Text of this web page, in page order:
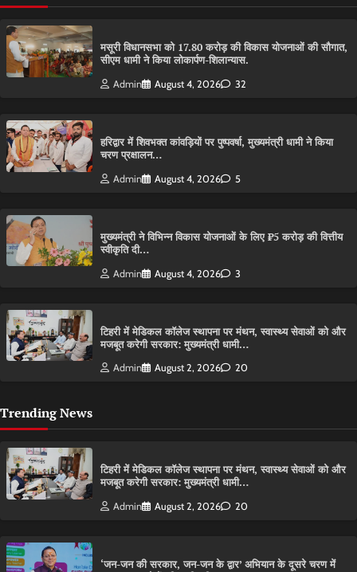
मसूरी विधानसभा को 17.80 करोड़ की विकास योजनाओं की सौगात,
सीएम धामी ने किया लोकार्पण-शिलान्यास.
Admin August 4, 2026 32
हरिद्वार में शिवभक्त कांवड़ियों पर पुष्पवर्षा, मुख्यमंत्री धामी ने किया
चरण प्रक्षालन…
Admin August 4, 2026 5
मुख्यमंत्री ने विभिन्न विकास योजनाओं के लिए ₹5 करोड़ की वित्तीय
स्वीकृति दी…
Admin August 4, 2026 3
टिहरी में मेडिकल कॉलेज स्थापना पर मंथन, स्वास्थ्य सेवाओं को और
मजबूत करेगी सरकार: मुख्यमंत्री धामी…
Admin August 2, 2026 20
Trending News
टिहरी में मेडिकल कॉलेज स्थापना पर मंथन, स्वास्थ्य सेवाओं को और
मजबूत करेगी सरकार: मुख्यमंत्री धामी…
Admin August 2, 2026 20
‘जन-जन की सरकार, जन-जन के द्वार’ अभियान के दूसरे चरण में